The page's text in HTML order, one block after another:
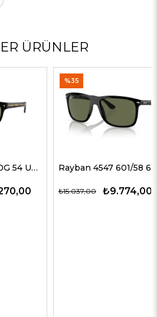
ÜRÜNLER
Prada A17S 16K20G 54 Unisex Güneş Gözlükleri Rayban 4547 601/58 60 Erkek Güneş Gözlükleri
₺9.774,00
₺15.037,00